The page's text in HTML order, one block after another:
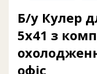
Б/у Кулер
5x41 з
офіс